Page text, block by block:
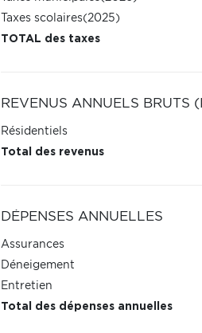
Taxes scolaires(2025)
TOTAL des taxes
REVENUS ANNUELS BRUTS
Résidentiels
Total des revenus
DÉPENSES ANNUELLES
Assurances
Déneigement
Entretien
Total des dépenses annuelles